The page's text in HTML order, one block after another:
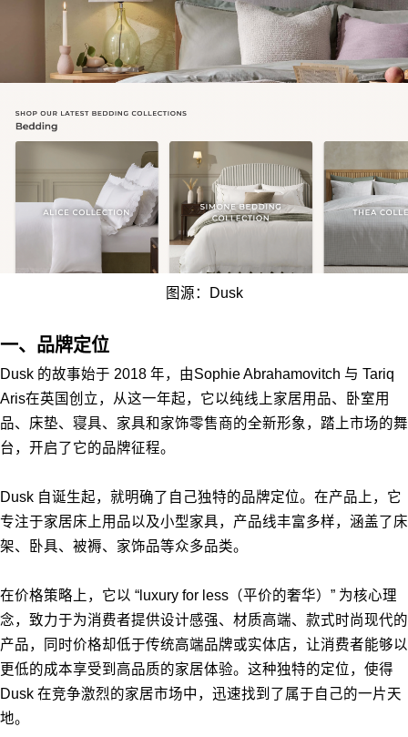
图源：Dusk
一、品牌定位
Dusk 的故事始于 2018 年，由Sophie Abrahamovitch 与 Tariq
Aris在英国创立，从这一年起，它以纯线上家居用品、卧室用
品、床垫、寝具、家具和家饰零售商的全新形象，踏上市场的舞
台，开启了它的品牌征程。
Dusk 自诞生起，就明确了自己独特的品牌定位。在产品上，它
专注于家居床上用品以及小型家具，产品线丰富多样，涵盖了床
架、卧具、被褥、家饰品等众多品类。
在价格策略上，它以 “luxury for less（平价的奢华）” 为核心理
念，致力于为消费者提供设计感强、材质高端、款式时尚现代的
产品，同时价格却低于传统高端品牌或实体店，让消费者能够以
更低的成本享受到高品质的家居体验。这种独特的定位，使得
Dusk 在竞争激烈的家居市场中，迅速找到了属于自己的一片天
地。